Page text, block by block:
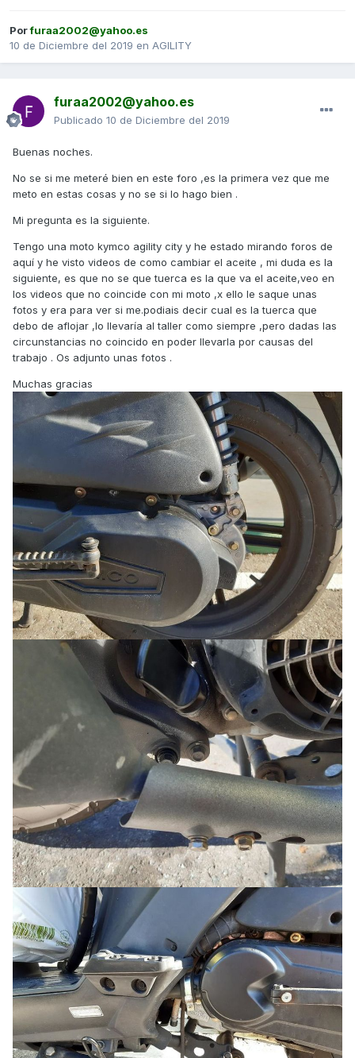
Porfuraa2002@yahoo.es
10 de Diciembre del 2019 en AGILITY
furaa2002@yahoo.es
Publicado 10 de Diciembre del 2019
Buenas noches.
No se si me meteré bien en este foro ,es la primera vez que me
meto en estas cosas y no se si lo hago bien .
Mi pregunta es la siguiente.
Tengo una moto kymco agility city y he estado mirando foros de
aquí y he visto videos de como cambiar el aceite , mi duda es la
siguiente, es que no se que tuerca es la que va el aceite,veo en
los videos que no coincide con mi moto ,x ello le saque unas
fotos y era para ver si me.podiais decir cual es la tuerca que
debo de aflojar ,lo llevaría al taller como siempre ,pero dadas las
circunstancias no coincido en poder llevarla por causas del
trabajo . Os adjunto unas fotos .
Muchas gracias